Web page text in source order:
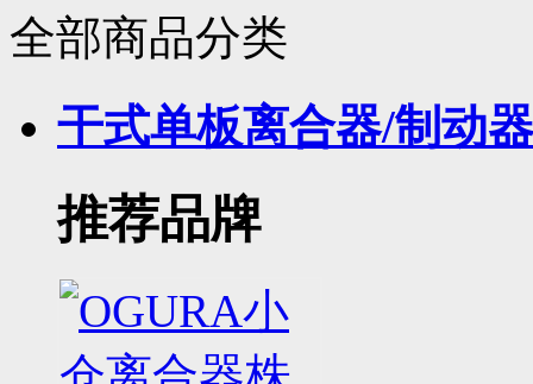
全部商品分类
干式单板离合器/制动器
推荐品牌